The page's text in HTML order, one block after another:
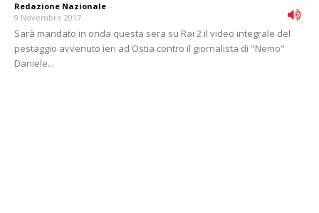
Redazione Nazionale -
9 Novembre 2017
Sarà mandato in onda questa sera su Rai 2 il video integrale del
pestaggio avvenuto ieri ad Ostia contro il giornalista di "Nemo"
Daniele...